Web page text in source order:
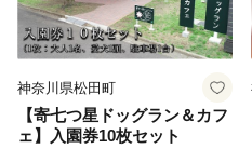
神奈川県松田町
【寄七つ星ドッグラン＆カフ
ェ】入園券10枚セット